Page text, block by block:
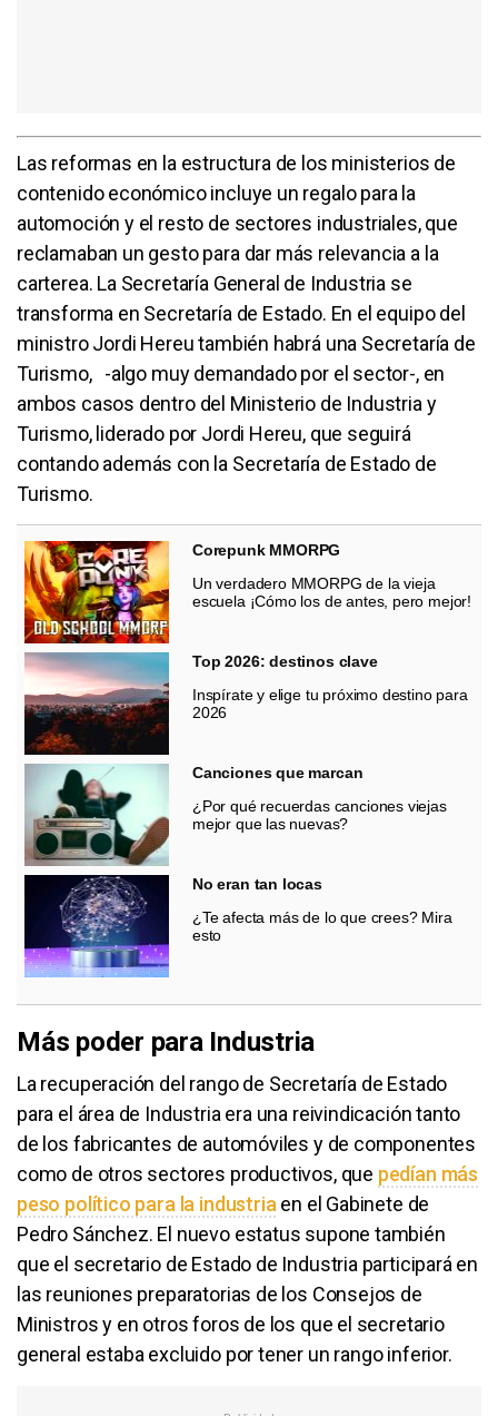
Las reformas en la estructura de los ministerios de
contenido económico incluye un regalo para la
automoción y el resto de sectores industriales, que
reclamaban un gesto para dar más relevancia a la
carterea. La Secretaría General de Industria se
transforma en Secretaría de Estado. En el equipo del
ministro Jordi Hereu también habrá una Secretaría de
Turismo, -algo muy demandado por el sector-, en
ambos casos dentro del Ministerio de Industria y
Turismo, liderado por Jordi Hereu, que seguirá
contando además con la Secretaría de Estado de
Turismo.
Corepunk MMORPG
Un verdadero MMORPG de la vieja
escuela ¡Cómo los de antes, pero mejor!
Top 2026: destinos clave
Inspírate y elige tu próximo destino para
2026
Canciones que marcan
¿Por qué recuerdas canciones viejas
mejor que las nuevas?
No eran tan locas
¿Te afecta más de lo que crees? Mira
esto
Más poder para Industria
La recuperación del rango de Secretaría de Estado
para el área de Industria era una reivindicación tanto
de los fabricantes de automóviles y de componentes
como de otros sectores productivos, que pedían más
peso político para la industria en el Gabinete de
Pedro Sánchez. El nuevo estatus supone también
que el secretario de Estado de Industria participará en
las reuniones preparatorias de los Consejos de
Ministros y en otros foros de los que el secretario
general estaba excluido por tener un rango inferior.